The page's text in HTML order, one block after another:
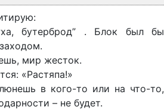
бутерброд” . Блок был бы
мир жесток.
«Растяпа!»
в кого-то или на что-то,
– не будет.